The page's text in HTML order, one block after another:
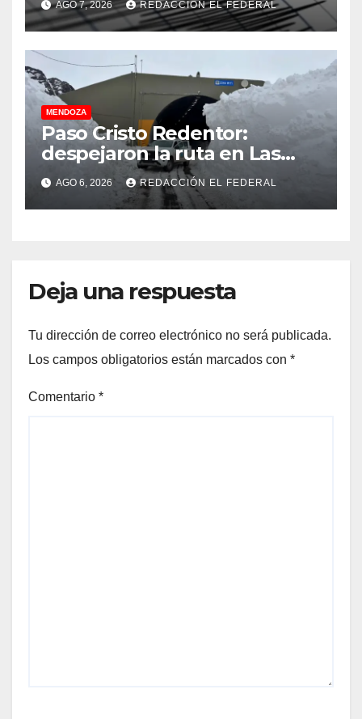
un fuerte estruendo
AGO 7, 2026 REDACCIÓN EL FEDERAL
MENDOZA
Paso Cristo Redentor:
despejaron la ruta en Las
Cuevas antes de otro
temporal con unos 1.500
camiones varados
AGO 6, 2026 REDACCIÓN EL FEDERAL
Deja una respuesta
Tu dirección de correo electrónico no será publicada.
Los campos obligatorios están marcados con *
Comentario *